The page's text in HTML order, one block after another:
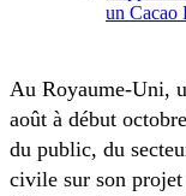
un Cacao
Au Royaume-Uni,
août à début
du public, du
civile sur son